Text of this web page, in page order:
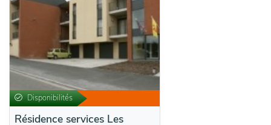
Disponibilités
Résidence services Les